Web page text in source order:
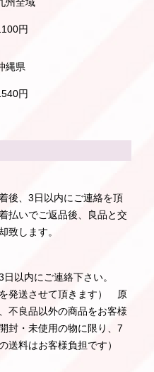
円
縄県
円
後、3日以内にご連絡を頂
払いでご返品後、良品と交
致します。
以内にご連絡下さい。
を発送させて頂きます） 原
不良品以外の商品をお客様
封・未使用の物に限り、7
送料はお客様負担です）